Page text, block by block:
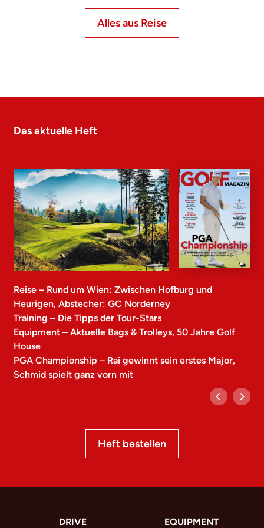
Alles aus Reise
Das aktuelle Heft
Reise – Rund um Wien: Zwischen Hofburg und
Heurigen, Abstecher: GC Norderney
Training – Die Tipps der Tour-Stars
Equipment – Aktuelle Bags & Trolleys, 50 Jahre Golf
House
PGA Championship – Rai gewinnt sein erstes Major,
Schmid spielt ganz vorn mit
Heft bestellen
DRIVE EQUIPMENT